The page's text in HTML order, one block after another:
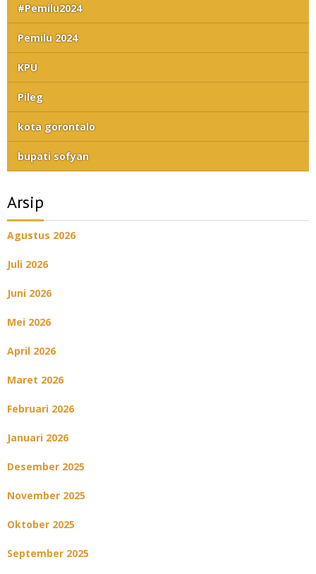
#Pemilu2024
Pemilu 2024
KPU
Pileg
kota gorontalo
bupati sofyan
Arsip
Agustus 2026
Juli 2026
Juni 2026
Mei 2026
April 2026
Maret 2026
Februari 2026
Januari 2026
Desember 2025
November 2025
Oktober 2025
September 2025